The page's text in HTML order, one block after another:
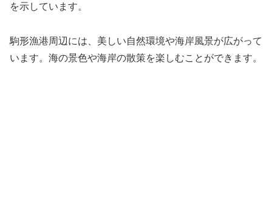
を示しています。
駒形漁港周辺には、美しい自然環境や海岸風景が広がって
います。海の景色や海岸の散策を楽しむことができます。